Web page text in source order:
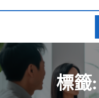
標籤: